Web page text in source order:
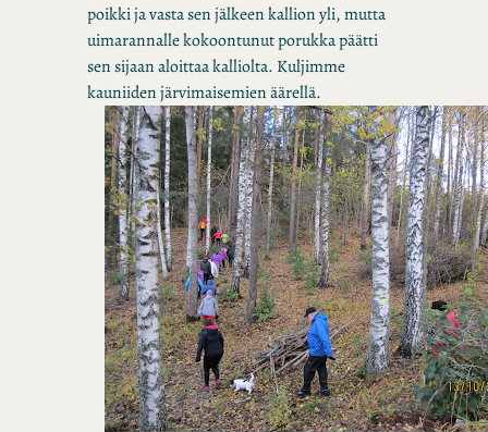
poikki ja vasta sen jälkeen kallion yli, mutta
uimarannalle kokoontunut porukka päätti
sen sijaan aloittaa kalliolta. Kuljimme
kauniiden järvimaisemien äärellä.